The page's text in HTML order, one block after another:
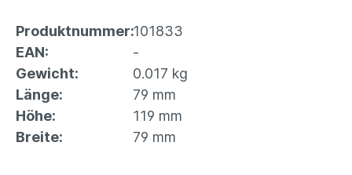
Produktnummer:101833
EAN:
-
Gewicht:
0.017 kg
Länge:
79 mm
Höhe:
119 mm
Breite:
79 mm